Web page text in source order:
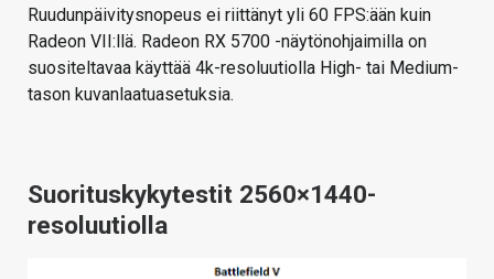
Ruudunpäivitysnopeus ei riittänyt yli 60 FPS:ään kuin
Radeon VII:llä. Radeon RX 5700 -näytönohjaimilla on
suositeltavaa käyttää 4k-resoluutiolla High- tai Medium-
tason kuvanlaatuasetuksia.
Suorituskykytestit 2560×1440-
resoluutiolla